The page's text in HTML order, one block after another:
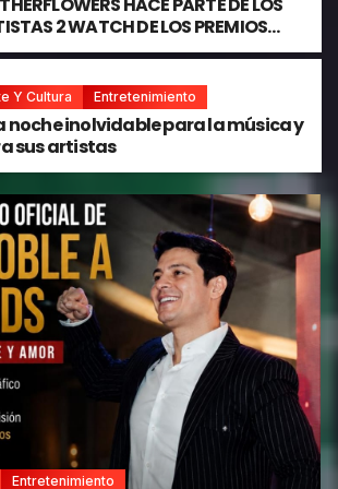
2 WATCH DE LOS PREMIOS
2026
Y Cultura Entretenimiento
noche inolvidable para la música y
sus artistas